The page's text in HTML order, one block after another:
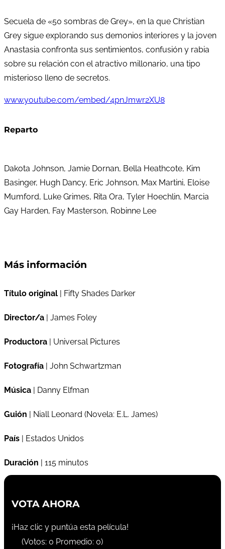
Secuela de «50 sombras de Grey», en la que Christian
Grey sigue explorando sus demonios interiores y la joven
Anastasia confronta sus sentimientos, confusión y rabia
sobre su relación con el atractivo millonario, una tipo
misterioso lleno de secretos.
www.youtube.com/embed/4pnJmwr2XU8
Reparto
Dakota Johnson, Jamie Dornan, Bella Heathcote, Kim
Basinger, Hugh Dancy, Eric Johnson, Max Martini, Eloise
Mumford, Luke Grimes, Rita Ora, Tyler Hoechlin, Marcia
Gay Harden, Fay Masterson, Robinne Lee
Más información
Título original | Fifty Shades Darker
Director/a | James Foley
Productora | Universal Pictures
Fotografía | John Schwartzman
Música | Danny Elfman
Guión | Niall Leonard (Novela: E.L. James)
País | Estados Unidos
Duración | 115 minutos
VOTA AHORA
¡Haz clic y puntúa esta película!
(Votos: 0 Promedio: 0)